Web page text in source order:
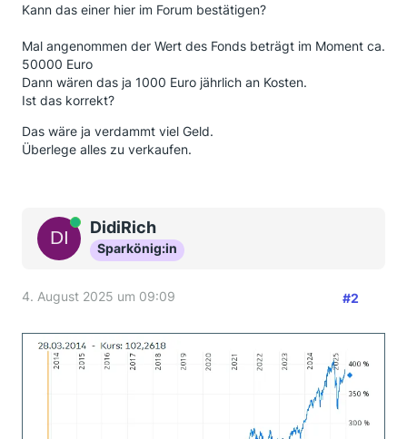
Kann das einer hier im Forum bestätigen?
Mal angenommen der Wert des Fonds beträgt im Moment ca.
50000 Euro
Dann wären das ja 1000 Euro jährlich an Kosten.
Ist das korrekt?
Das wäre ja verdammt viel Geld.
Überlege alles zu verkaufen.
OnlineDidiRich
Sparkönig:in
4. August 2025 um 09:09 #2